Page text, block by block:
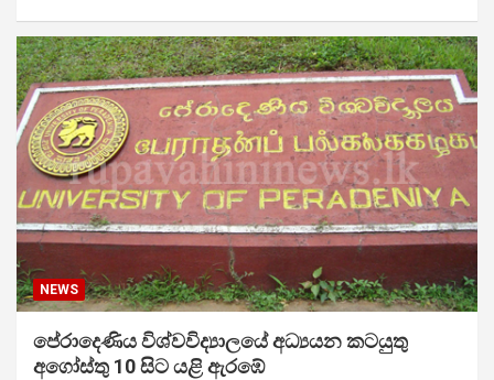
NEWS
පේරාදෙණිය විශ්වවිද්‍යාලයේ අධ්‍යයන කටයුතු
අගෝස්තු 10 සිට යළි ඇරඹේ